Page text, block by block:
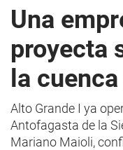
Una
proyecta
la
Alto Grande I ya
Antofagasta de la
Mariano Maioli,